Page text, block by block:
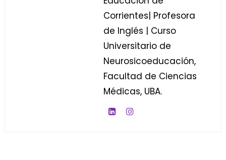
Corrientes| Profesora
de Inglés | Curso
Universitario de
Neurosicoeducación,
Facultad de Ciencias
Médicas, UBA.